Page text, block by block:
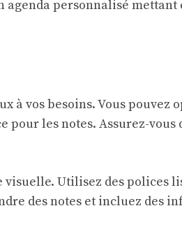
personnalisé mettant
à vos besoins. Vous pouvez
les notes. Assurez-vous
Utilisez des polices
des notes et incluez des